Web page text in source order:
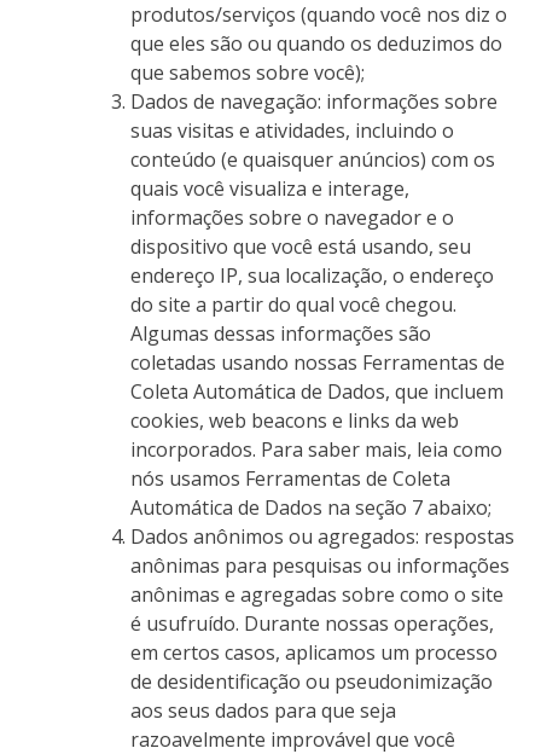
produtos/serviços (quando você nos diz o
que eles são ou quando os deduzimos do
que sabemos sobre você);
Dados de navegação: informações sobre
suas visitas e atividades, incluindo o
conteúdo (e quaisquer anúncios) com os
quais você visualiza e interage,
informações sobre o navegador e o
dispositivo que você está usando, seu
endereço IP, sua localização, o endereço
do site a partir do qual você chegou.
Algumas dessas informações são
coletadas usando nossas Ferramentas de
Coleta Automática de Dados, que incluem
cookies, web beacons e links da web
incorporados. Para saber mais, leia como
nós usamos Ferramentas de Coleta
Automática de Dados na seção 7 abaixo;
Dados anônimos ou agregados: respostas
anônimas para pesquisas ou informações
anônimas e agregadas sobre como o site
é usufruído. Durante nossas operações,
em certos casos, aplicamos um processo
de desidentificação ou pseudonimização
aos seus dados para que seja
razoavelmente improvável que você